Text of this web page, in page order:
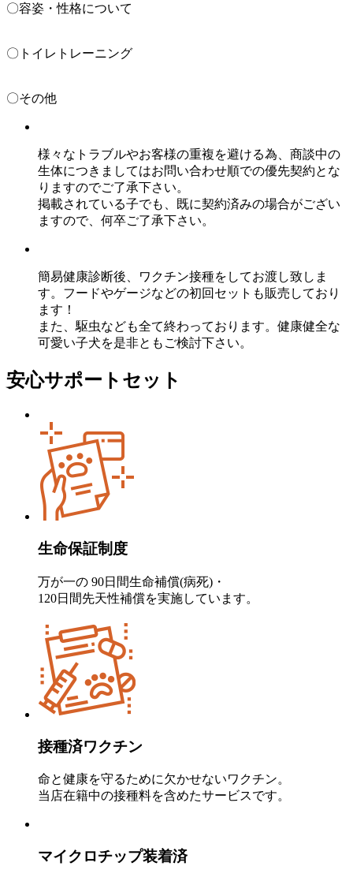
〇容姿・性格について
〇トイレトレーニング
〇その他
様々なトラブルやお客様の重複を避ける為、商談中の
生体につきましてはお問い合わせ順での優先契約とな
りますのでご了承下さい。
掲載されている子でも、既に契約済みの場合がござい
ますので、何卒ご了承下さい。
簡易健康診断後、ワクチン接種をしてお渡し致しま
す。フードやゲージなどの初回セットも販売しており
ます！
また、駆虫なども全て終わっております。健康健全な
可愛い子犬を是非ともご検討下さい。
安心サポートセット
生命保証制度
万が一の 90日間生命補償(病死)・
120日間先天性補償を実施しています。
接種済ワクチン
命と健康を守るために欠かせないワクチン。
当店在籍中の接種料を含めたサービスです。
マイクロチップ装着済